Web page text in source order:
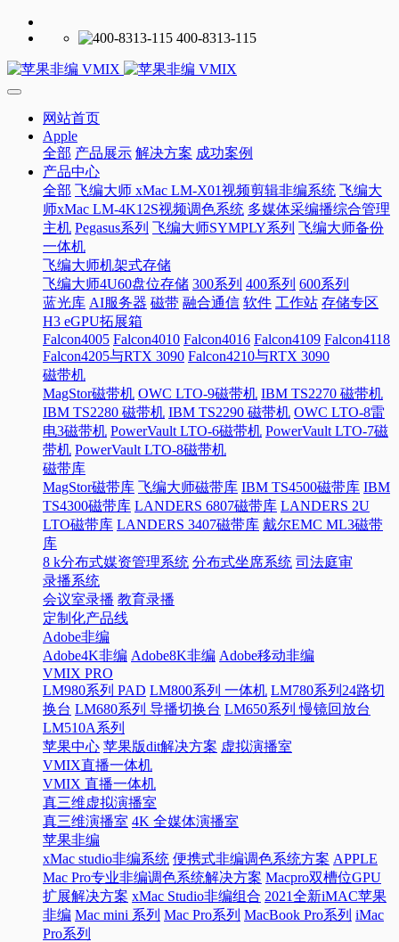
400-8313-115
网站首页
Apple
全部 产品展示 解决方案 成功案例
产品中心
全部 飞编大师 xMac LM-X01视频剪辑非编系统 飞编大
师xMac LM-4K12S视频调色系统 多媒体采编播综合管理
主机 Pegasus系列 飞编大师SYMPLY系列 飞编大师备份
一体机
飞编大师机架式存储
飞编大师4U60盘位存储 300系列 400系列 600系列
蓝光库 AI服务器 磁带 融合通信 软件 工作站 存储专区
H3 eGPU拓展箱
Falcon4005 Falcon4010 Falcon4016 Falcon4109 Falcon4118
Falcon4205与RTX 3090 Falcon4210与RTX 3090
磁带机
MagStor磁带机 OWC LTO-9磁带机 IBM TS2270 磁带机
IBM TS2280 磁带机 IBM TS2290 磁带机 OWC LTO-8雷
电3磁带机 PowerVault LTO-6磁带机 PowerVault LTO-7磁
带机 PowerVault LTO-8磁带机
磁带库
MagStor磁带库 飞编大师磁带库 IBM TS4500磁带库 IBM
TS4300磁带库 LANDERS 6807磁带库 LANDERS 2U
LTO磁带库 LANDERS 3407磁带库 戴尔EMC ML3磁带
库
8 k分布式媒资管理系统 分布式坐席系统 司法庭审
录播系统
会议室录播 教育录播
定制化产品线
Adobe非编
Adobe4K非编 Adobe8K非编 Adobe移动非编
VMIX PRO
LM980系列 PAD LM800系列 一体机 LM780系列24路切
换台 LM680系列 导播切换台 LM650系列 慢镜回放台
LM510A系列
苹果中心 苹果版dit解决方案 虚拟演播室
VMIX直播一体机
VMIX 直播一体机
真三维虚拟演播室
真三维演播室 4K 全媒体演播室
苹果非编
xMac studio非编系统 便携式非编调色系统方案 APPLE
Mac Pro专业非编调色系统解决方案 Macpro双槽位GPU
扩展解决方案 xMac Studio非编组合 2021全新iMAC苹果
非编 Mac mini 系列 Mac Pro系列 MacBook Pro系列 iMac
Pro系列